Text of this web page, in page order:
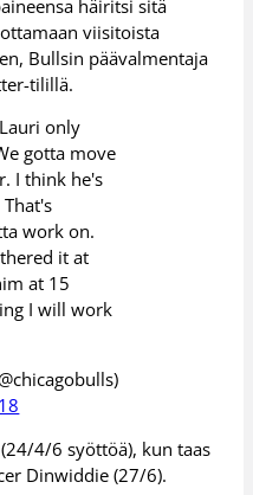
häiritsi sitä
viisitoista
Bullsin päävalmentaja
tilillä.
only
gotta move
I think he's
work on.
it at
at 15
I will work
4/6 syöttöä), kun taas
Dinwiddie (27/6).